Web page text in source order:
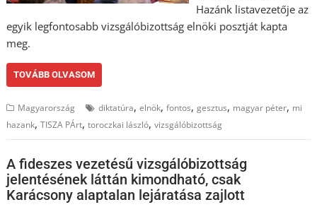
Hazánk listavezetője az
egyik legfontosabb vizsgálóbizottság elnöki posztját kapta
meg.
TOVÁBB OLVASOM
Magyarország diktatúra,elnök,fontos,gesztus, magyar péter, mi
hazank,TISZA PÁrt,toroczkai lászló,vizsgálóbizottság
A fideszes vezetésű vizsgálóbizottság
jelentésének láttán kimondható, csak
Karácsony alaptalan lejáratása zajlott